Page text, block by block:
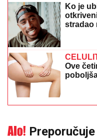
Ko je
stradao
Ove
Preporučuje